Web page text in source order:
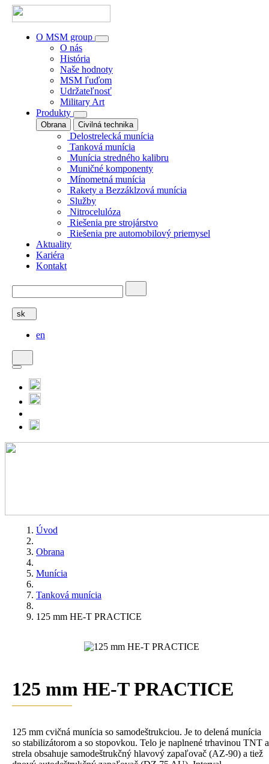
O MSM group
O nás
História
Naše hodnoty
MSM ľuďom
Udržateľnosť
Military Art
Produkty
Obrana Civilná technika
Delostrelecká munícia
Tanková munícia
Munícia stredného kalibru
Muničné komponenty
Mínometná munícia
Rakety a Bezzáklzová munícia
Služby
Nitrocelulóza
Riešenia pre strojárstvo
Riešenia pre automobilový priemysel
Aktuality
Kariéra
Kontakt
sk
en
Úvod
Obrana
Munícia
Tanková munícia
125 mm HE-T PRACTICE
125 mm HE-T PRACTICE
125 mm cvičná munícia so samodeštrukciou. Je to delená munícia
so stabilizátorom a so stopovkou. Telo je naplnené trhavinou TNT a
strela obsahuje samodeštrukčný hlavový zapaľovač (AZ-90) a tiež